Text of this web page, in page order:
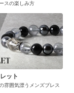
スの楽しみ方
ット
雰囲気漂うメンズブレス